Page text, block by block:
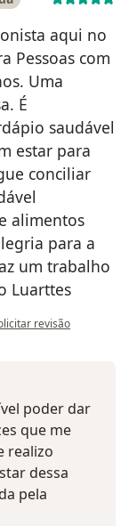
aqui no
Pessoas com
Uma
É
saudável
estar para
conciliar
alimentos
para a
um trabalho
Luarttes
opinião do utilizador
revisão
poder dar
que me
realizo
dessa
pela